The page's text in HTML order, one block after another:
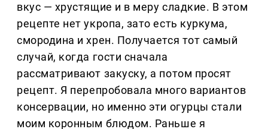
вкус — хрустящие и в меру сладкие. В этом
рецепте нет укропа, зато есть куркума,
смородина и хрен. Получается тот самый
случай, когда гости сначала
рассматривают закуску, а потом просят
рецепт. Я перепробовала много вариантов
консервации, но именно эти огурцы стали
моим коронным блюдом. Раньше я